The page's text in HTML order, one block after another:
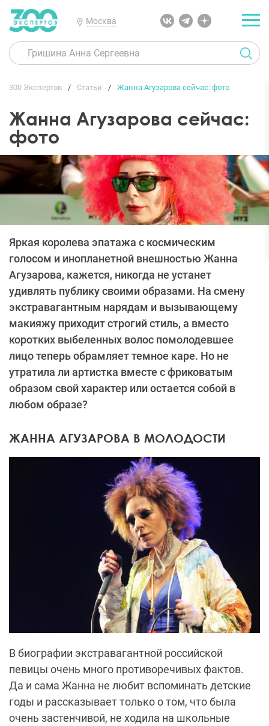
Москва
300 Экспертов Статьи Жанна Агузарова сейчас: фото
Жанна Агузарова сейчас:
фото
Яркая королева эпатажа с космическим
голосом и инопланетной внешностью Жанна
Агузарова, кажется, никогда не устанет
удивлять публику своими образами. На смену
экстравагантным нарядам и вызывающему
макияжу приходит строгий стиль, а вместо
коротких выбеленных волос помолодевшее
лицо теперь обрамляет темное каре. Но не
утратила ли артистка вместе с фриковатым
образом свой характер или остается собой в
любом образе?
ЖАННА АГУЗАРОВА В МОЛОДОСТИ
В биографии экстравагантной российской
певицы очень много противоречивых фактов.
Да и сама Жанна не любит вспоминать детские
годы и рассказывает только о том, что была
очень застенчивой, не ходила на школьные